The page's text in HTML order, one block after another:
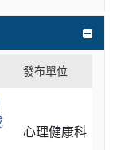
發布單位
心理健康科